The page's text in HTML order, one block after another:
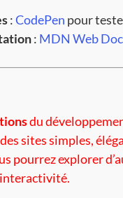
:CodePen pour
: MDN Web
du
sites simples,
pourrez explorer